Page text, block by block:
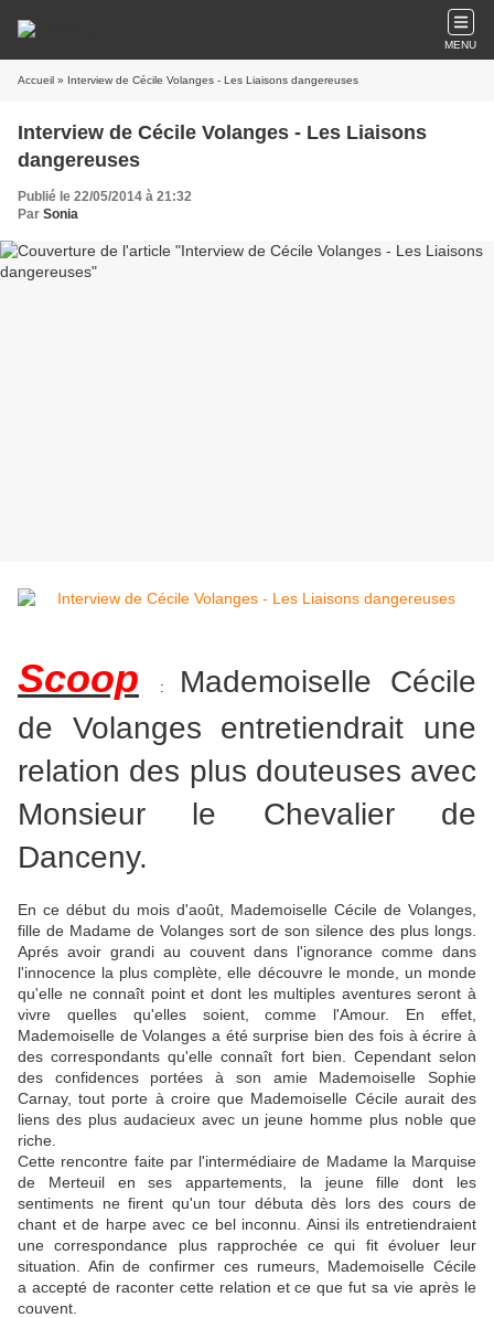
MENU
Accueil » Interview de Cécile Volanges - Les Liaisons dangereuses
Interview de Cécile Volanges - Les Liaisons
dangereuses
Publié le 22/05/2014 à 21:32
Par Sonia
Scoop :
Mademoiselle Cécile
de Volanges entretiendrait une
relation des plus douteuses avec
Monsieur le Chevalier de
Danceny.
En ce début du mois d'août, Mademoiselle Cécile de Volanges,
fille de Madame de Volanges sort de son silence des plus longs.
Aprés avoir grandi au couvent dans l'ignorance comme dans
l'innocence la plus complète, elle découvre le monde, un monde
qu'elle ne connaît point et dont les multiples aventures seront à
vivre quelles qu'elles soient, comme l'Amour. En effet,
Mademoiselle de Volanges a été surprise bien des fois à écrire à
des correspondants qu'elle connaît fort bien. Cependant selon
des confidences portées à son amie Mademoiselle Sophie
Carnay, tout porte à croire que Mademoiselle Cécile aurait des
liens des plus audacieux avec un jeune homme plus noble que
riche.
Cette rencontre faite par l'intermédiaire de Madame la Marquise
de Merteuil en ses appartements, la jeune fille dont les
sentiments ne firent qu'un tour débuta dès lors des cours de
chant et de harpe avec ce bel inconnu. Ainsi ils entretiendraient
une correspondance plus rapprochée ce qui fit évoluer leur
situation. Afin de confirmer ces rumeurs, Mademoiselle Cécile
a accepté de raconter cette relation et ce que fut sa vie après le
couvent.